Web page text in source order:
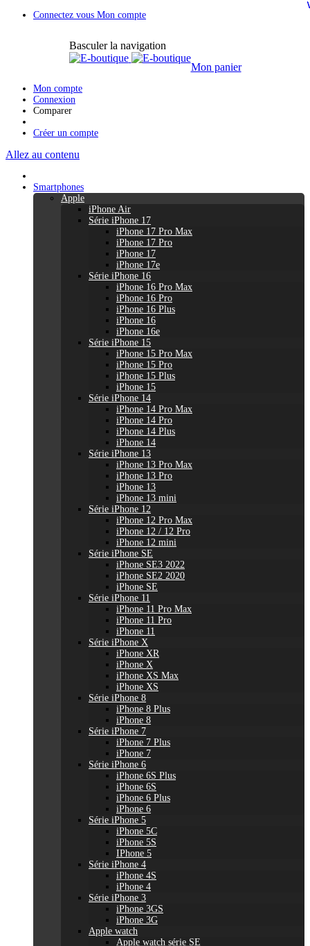
Connectez vous Mon compte
Basculer la navigation
Mon panier
Mon compte
Connexion
Comparer
Créer un compte
Allez au contenu
Smartphones
Apple
iPhone Air
Série iPhone 17
iPhone 17 Pro Max
iPhone 17 Pro
iPhone 17
iPhone 17e
Série iPhone 16
iPhone 16 Pro Max
iPhone 16 Pro
iPhone 16 Plus
iPhone 16
iPhone 16e
Série iPhone 15
iPhone 15 Pro Max
iPhone 15 Pro
iPhone 15 Plus
iPhone 15
Série iPhone 14
iPhone 14 Pro Max
iPhone 14 Pro
iPhone 14 Plus
iPhone 14
Série iPhone 13
iPhone 13 Pro Max
iPhone 13 Pro
iPhone 13
iPhone 13 mini
Série iPhone 12
iPhone 12 Pro Max
iPhone 12 / 12 Pro
iPhone 12 mini
Série iPhone SE
iPhone SE3 2022
iPhone SE2 2020
iPhone SE
Série iPhone 11
iPhone 11 Pro Max
iPhone 11 Pro
iPhone 11
Série iPhone X
iPhone XR
iPhone X
iPhone XS Max
iPhone XS
Série iPhone 8
iPhone 8 Plus
iPhone 8
Série iPhone 7
iPhone 7 Plus
iPhone 7
Série iPhone 6
iPhone 6S Plus
iPhone 6S
iPhone 6 Plus
iPhone 6
Série iPhone 5
iPhone 5C
iPhone 5S
IPhone 5
Série iPhone 4
iPhone 4S
iPhone 4
Série iPhone 3
iPhone 3GS
iPhone 3G
Apple watch
Apple watch série SE